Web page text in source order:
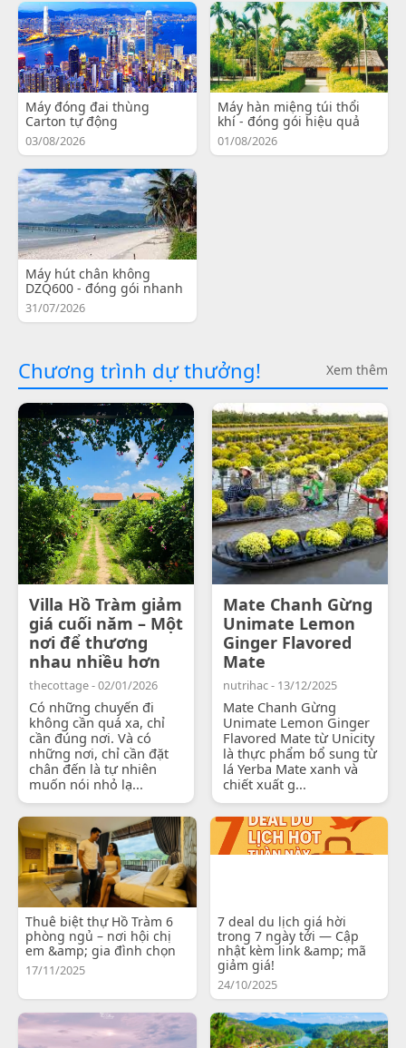
Máy đóng đai thùng
Carton tự động
03/08/2026
Máy hàn miệng túi thổi
khí - đóng gói hiệu quả
01/08/2026
Máy hút chân không
DZQ600 - đóng gói nhanh
31/07/2026
Chương trình dự thưởng! Xem thêm
Villa Hồ Tràm giảm
giá cuối năm – Một
nơi để thương
nhau nhiều hơn
thecottage - 02/01/2026
Có những chuyến đi
không cần quá xa, chỉ
cần đúng nơi. Và có
những nơi, chỉ cần đặt
chân đến là tự nhiên
muốn nói nhỏ lạ...
Mate Chanh Gừng
Unimate Lemon
Ginger Flavored
Mate
nutrihac - 13/12/2025
Mate Chanh Gừng
Unimate Lemon Ginger
Flavored Mate từ Unicity
là thực phẩm bổ sung từ
lá Yerba Mate xanh và
chiết xuất g...
Thuê biệt thự Hồ Tràm 6
phòng ngủ – nơi hội chị
em &amp; gia đình chọn
17/11/2025
7 deal du lịch giá hời
trong 7 ngày tới — Cập
nhật kèm link &amp; mã
giảm giá!
24/10/2025